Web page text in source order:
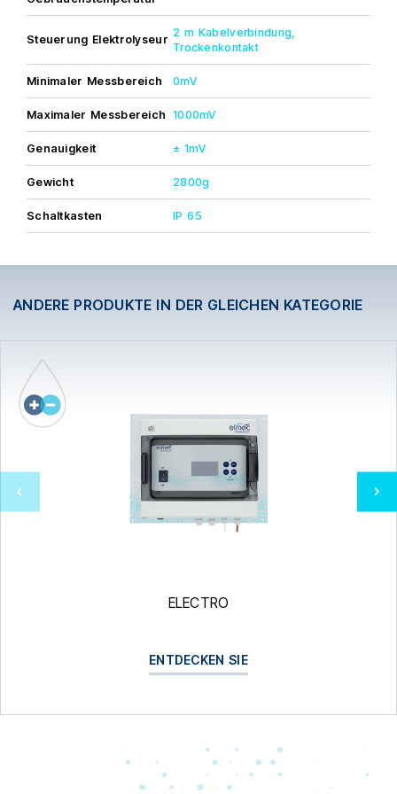
abgedeckt, ausgenommen die Sonden, und die Garantie
gilt nur bei Installation und Erstinbetriebnahme durch einen
Steuerung Elektrolyseur
2 m Kabelverbindung,
Trockenkontakt
Minimaler Messbereich 0mV
Maximaler Messbereich 1000mV
Genauigkeit ± 1mV
Gewicht 2800g
Schaltkasten IP 65
ANDERE PRODUKTE IN DER GLEICHEN KATEGORIE
ELECTRO
ENTDECKEN SIE